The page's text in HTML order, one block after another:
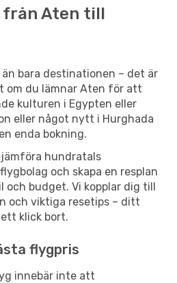
från Aten till
än bara destinationen – det är
om du lämnar Aten för att
kulturen i Egypten eller
eller något nytt i Hurghada
enda bokning.
jämföra hundratals
och skapa en resplan
och budget. Vi kopplar dig till
och viktiga resetips – ditt
klick bort.
flygpris
innebär inte att